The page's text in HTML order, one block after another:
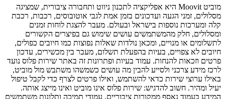
מוביט Moovit היא אפליקציה לתכנון ניווט ותחבורה ציבורית, שמציגה
מסלולים, זמני הגעה ועדכונים בזמן אמת לגבי אוטובוסים, רכבות, רכבת
קלה ומערכות נוספות בישראל ובעולם. מעבר להצגת לוחות זמנים
ומסלולים, חלק מהמשתמשים עושים שימוש גם בפיצרים הקשורים
לתשלומים או מנויים, ומכאן נולדות שאלות נפוצות כמו חיובים כפולים,
חיובים לא צפויים, בעיות בהפעלת תשלום, מעבר בין מכשירים, עדכון
פרטים וזכאות להנחות. עמוד בעיות ופתרונות זה באתר שירות פלוס נועד
לרכז מידע צרכני ולסייע להבין מה עושים כשמשהו משתבש מול מוביט,
באילו ערוצי שירות כדאי להשתמש, ואילו פרטים לצרף כדי לקבל טיפול
יעיל ומהיר. חשוב להדגיש: שירות פלוס אינו מוביט ואינו מייצג אותה.
המידע בעמוד נאסף ממקורות ציבוריים, עמודי תמיכה ותלונות משתמשים